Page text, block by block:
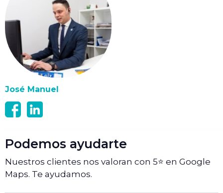
José Manuel
Podemos ayudarte
Nuestros clientes nos valoran con 5⭐ en Google
Maps. Te ayudamos.